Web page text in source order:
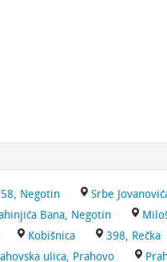
Negotin
Srbe
Bana, Negotin
Kobišnica 398, Rečka
ulica, Prahovo